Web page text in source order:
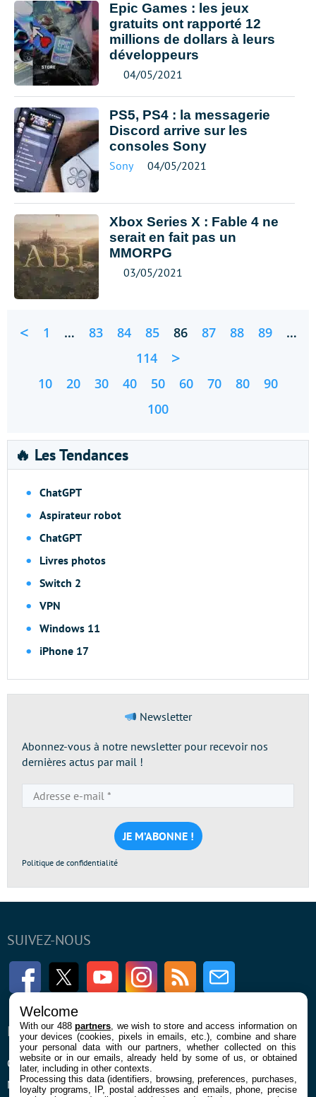
Epic Games : les jeux
gratuits ont rapporté 12
millions de dollars à leurs
développeurs
04/05/2021
PS5, PS4 : la messagerie
Discord arrive sur les
consoles Sony
Sony 04/05/2021
Xbox Series X : Fable 4 ne
serait en fait pas un
MMORPG
03/05/2021
< 1 … 83 84 85 86 87 88 89
…
114
>
10 20 30 40 50 60 70 80
90
100
🔥 Les Tendances
ChatGPT
Aspirateur robot
ChatGPT
Livres photos
Switch 2
VPN
Windows 11
iPhone 17
Newsletter
Abonnez-vous à notre newsletter pour recevoir nos
dernières actus par mail !
e-
mail
*
Politique de confidentialité
SUIVEZ-NOUS
FacebookTwitter Youtube InstagramRSS Newsletter
ENTREPRISE
Qui sommes nous
Mentions légales et CGU
À PROPOS
La rédaction
Contact
Welcome
With our 488partners , we wish to store and access information on
your devices (cookies, pixels in emails, etc.), combine and share
your personal data with our partners, whether collected on this
website or in our emails, already held by some of us, or obtained
later, including in other contexts.
Processing this data (identifiers, browsing, preferences, purchases,
loyalty programs, IP, postal addresses and emails, phone, precise